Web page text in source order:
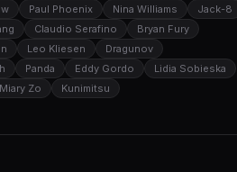
Paul Phoenix Nina Williams
Jack-8
Claudio Serafino
Bryan Fury
Leo Kliesen
Dragunov
Panda Eddy Gordo
Lidia Sobieska
Miary Zo Kunimitsu